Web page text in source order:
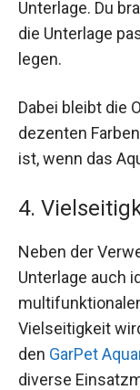
Unterlage. Du
die Unterlage
legen.
Dabei bleibt die
dezenten
ist, wenn das
4.
Neben der
Unterlage auch
Vielseitigkeit
den GarPet
diverse